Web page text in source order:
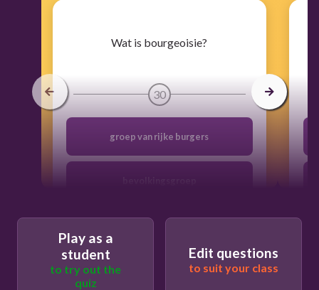
​Wat is bourgeoisie?
30
groep van rijke burgers
gezamenlijke ministers
organisatie van werknemers
Play as a
student
to try out the
quiz
Edit questions
to suit your class